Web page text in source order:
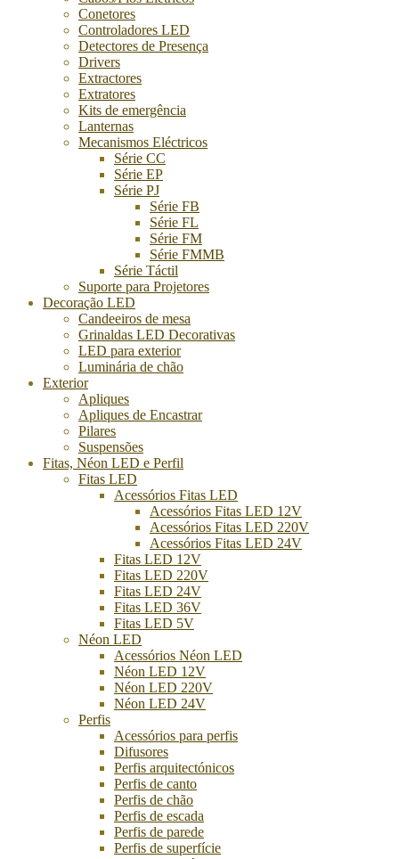
Conetores
Controladores LED
Detectores de Presença
Drivers
Extractores
Extratores
Kits de emergência
Lanternas
Mecanismos Eléctricos
Série CC
Série EP
Série PJ
Série FB
Série FL
Série FM
Série FMMB
Série Táctil
Suporte para Projetores
Decoração LED
Candeeiros de mesa
Grinaldas LED Decorativas
LED para exterior
Luminária de chão
Exterior
Apliques
Apliques de Encastrar
Pilares
Suspensões
Fitas, Néon LED e Perfil
Fitas LED
Acessórios Fitas LED
Acessórios Fitas LED 12V
Acessórios Fitas LED 220V
Acessórios Fitas LED 24V
Fitas LED 12V
Fitas LED 220V
Fitas LED 24V
Fitas LED 36V
Fitas LED 5V
Néon LED
Acessórios Néon LED
Néon LED 12V
Néon LED 220V
Néon LED 24V
Perfis
Acessórios para perfis
Difusores
Perfis arquitectónicos
Perfis de canto
Perfis de chão
Perfis de escada
Perfis de parede
Perfis de superfície